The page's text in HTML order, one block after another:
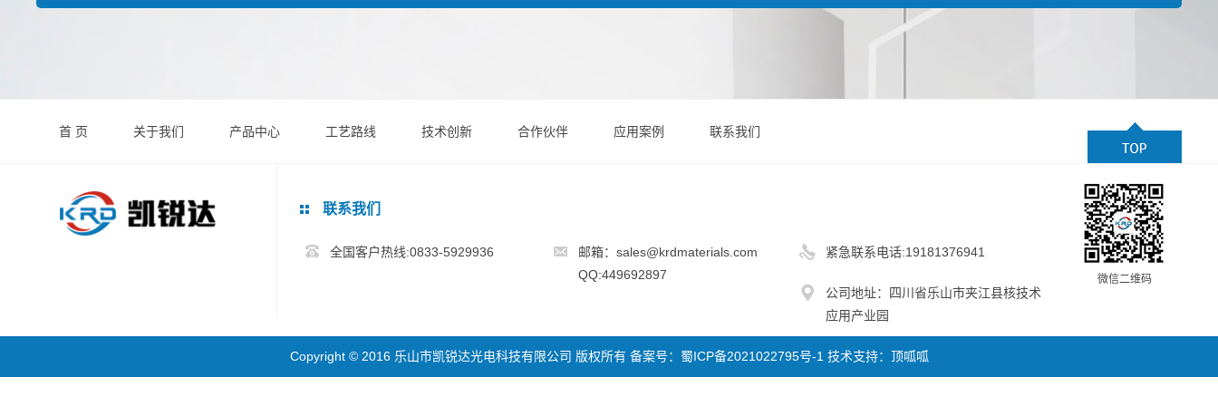
首 页 关于我们 产品中心 工艺路线 技术创新 合作伙伴 应用案例 联系我们
联系我们
全国客户热线:0833-5929936
邮箱：sales@krdmaterials.com
QQ:449692897
紧急联系电话:19181376941
公司地址：四川省乐山市夹江县核技术
应用产业园
微信二维码
Copyright © 2016 乐山市凯锐达光电科技有限公司 版权所有 备案号： 蜀ICP备2021022795号-1 技术支持： 顶呱呱